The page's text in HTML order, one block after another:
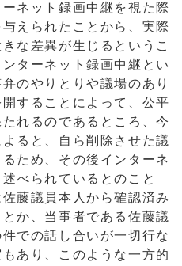
ネット録画中継を視た際
えられたことから、実際
な差異が生じるというこ
ターネット録画中継とい
のやりとりや議場のあり
することによって、公平
れるのであるところ、今
ると、自ら削除させた議
ため、その後インターネ
べられているとのこと
藤議員本人から確認済み
か、当事者である佐藤議
での話し合いが一切行な
あり、このような一方的